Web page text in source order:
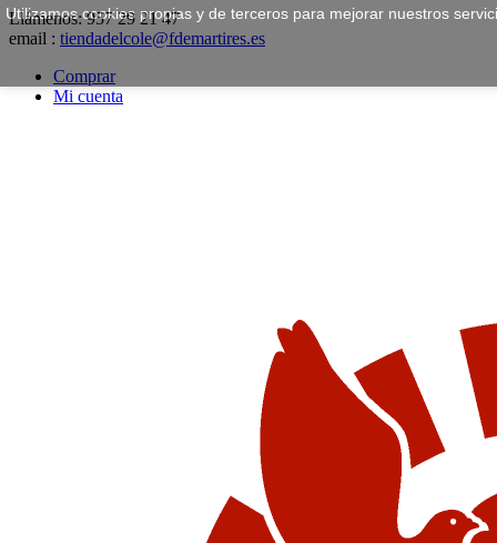
Utilizamos cookies propias y de terceros para mejorar nuestros
Llámenos:957 29 21 47
email : tiendadelcole@fdemartires.es
Comprar
Mi cuenta